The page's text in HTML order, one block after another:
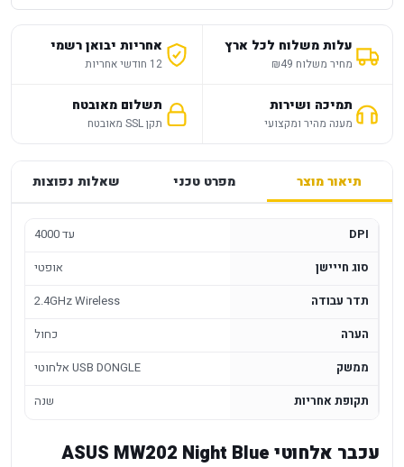
עלות משלוח לכל ארץ
מחיר משלוח ₪49
אחריות יבואן רשמי
12 חודשי אחריות
תמיכה ושירות
מענה מהיר ומקצועי
תשלום מאובטח
תקן SSL מאובטח
תיאור מוצר מפרט טכני שאלות נפוצות
DPI
עד 4000
סוג חייישן
אופטי
תדר עבודה
2.4GHz Wireless
הערה
כחול
ממשק
אלחוטי USB DONGLE
תקופת אחריות
שנה
עכבר אלחוטי ASUS MW202 Night Blue